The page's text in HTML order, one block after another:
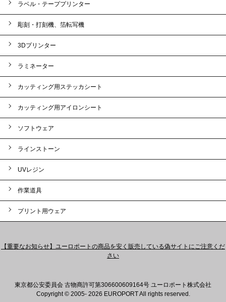
ラベル・テーププリンター
彫刻・打刻機、箔転写機
3Dプリンター
ラミネーター
カッティング用ステッカシート
カッティング用アイロンシート
ソフトウェア
ラインストーン
UVレジン
作業道具
プリント用ウェア
【重要なお知らせ】ユーロポートの商品を安く販売している偽サイトにご注意くだ
さい
東京都公安委員会 古物商許可第306600609164号 ユーロポート株式会社
Copyright © 2005- 2026 EUROPORT All rights reserved.